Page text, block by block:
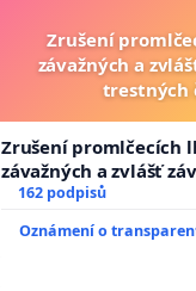
Zrušení
závažných a
trestných
Zrušení promlčecích
závažných a zvlášť
trestných činů
162 podpisů
Oznámení o